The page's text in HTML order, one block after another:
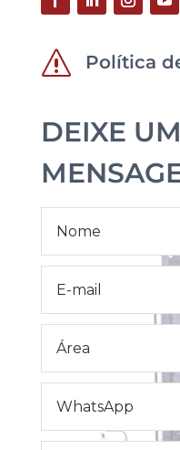
s Política
DEIXE